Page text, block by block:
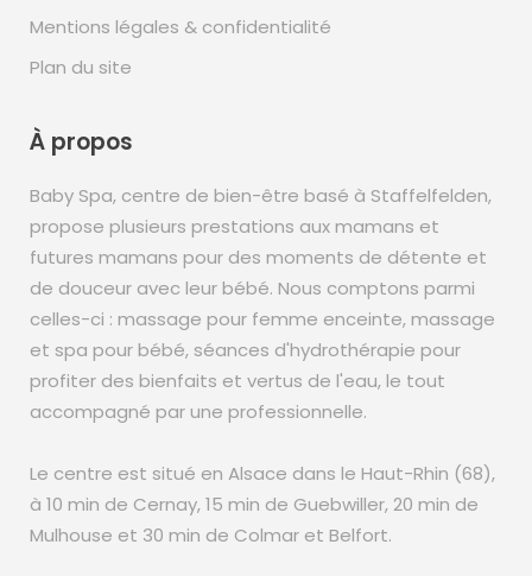
Mentions légales & confidentialité
Plan du site
À propos
Baby Spa, centre de bien-être basé à Staffelfelden,
propose plusieurs prestations aux mamans et
futures mamans pour des moments de détente et
de douceur avec leur bébé. Nous comptons parmi
celles-ci : massage pour femme enceinte, massage
et spa pour bébé, séances d'hydrothérapie pour
profiter des bienfaits et vertus de l'eau, le tout
accompagné par une professionnelle.
Le centre est situé en Alsace dans le Haut-Rhin (68),
à 10 min de Cernay, 15 min de Guebwiller, 20 min de
Mulhouse et 30 min de Colmar et Belfort.